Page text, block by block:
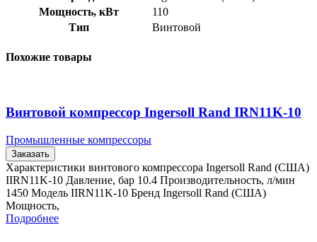
Мощность, кВт
110
Тип
Винтовой
Похожие товары
Винтовой компрессор Ingersoll Rand IRN11K-10
Промышленные компрессоры
Заказать
Характеристики винтового компрессора Ingersoll Rand (США)
IIRN11K-10 Давление, бар 10.4 Производительность, л/мин
1450 Модель IIRN11K-10 Бренд Ingersoll Rand (США)
Мощность,
Подробнее